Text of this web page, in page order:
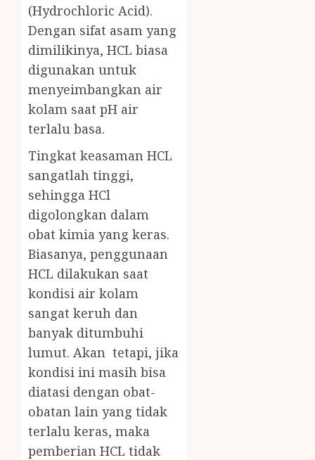
(Hydrochloric Acid).
Dengan sifat asam yang
dimilikinya, HCL biasa
digunakan untuk
menyeimbangkan air
kolam saat pH air
terlalu basa.
Tingkat keasaman HCL
sangatlah tinggi,
sehingga HCl
digolongkan dalam
obat kimia yang keras.
Biasanya, penggunaan
HCL dilakukan saat
kondisi air kolam
sangat keruh dan
banyak ditumbuhi
lumut. Akan tetapi, jika
kondisi ini masih bisa
diatasi dengan obat-
obatan lain yang tidak
terlalu keras, maka
pemberian HCL tidak